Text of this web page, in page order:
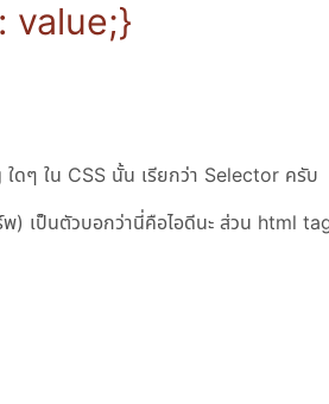
value;}
ดๆ ใน CSS นั้น เรียกว่า Selector ครับ
) เป็นตัวบอกว่านี่คือไอดีนะ ส่วน html